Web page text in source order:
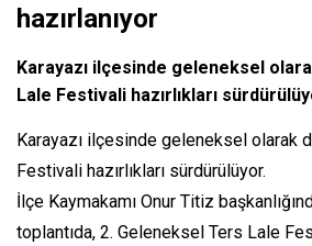
hazırlanıyor
Karayazı ilçesinde geleneksel
Lale Festivali hazırlıkları
Karayazı ilçesinde geleneksel olarak
Festivali hazırlıkları sürdürülüyor.
İlçe Kaymakamı Onur Titiz
toplantıda, 2. Geleneksel Ters Lale